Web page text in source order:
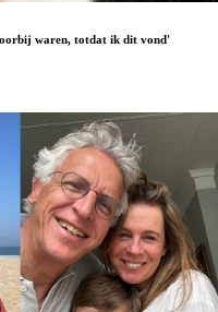
waren, totdat ik dit vond'